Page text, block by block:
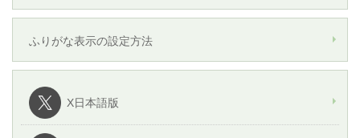
ふりがな表示の設定方法
X日本語版